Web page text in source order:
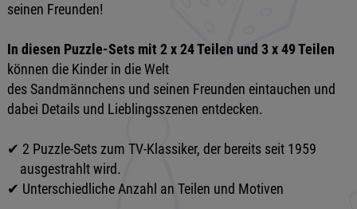
seinen Freunden!
In diesen Puzzle-Sets mit 2 x 24 Teilen und 3 x 49 Teilen
können die Kinder in die Welt
des Sandmännchens und seinen Freunden eintauchen und
dabei Details und Lieblingsszenen entdecken.
✔ 2 Puzzle-Sets zum TV-Klassiker, der bereits seit 1959
ausgestrahlt wird.
✔ Unterschiedliche Anzahl an Teilen und Motiven